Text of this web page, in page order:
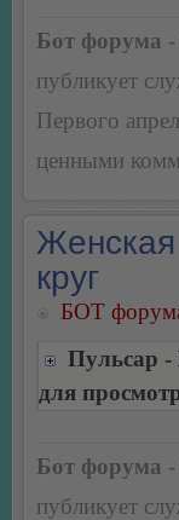
Бот форума
публикует
Первого
ценными
круг
БОТ
Пульсар -
для
Бот форума
публикует